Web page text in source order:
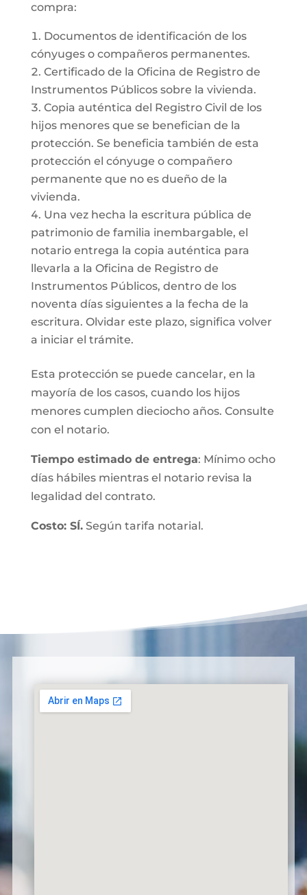
compra:
Documentos de identificación de los
cónyuges o compañeros permanentes.
Certificado de la Oficina de Registro de
Instrumentos Públicos sobre la vivienda.
Copia auténtica del Registro Civil de los
hijos menores que se benefician de la
protección. Se beneficia también de esta
protección el cónyuge o compañero
permanente que no es dueño de la
vivienda.
Una vez hecha la escritura pública de
patrimonio de familia inembargable, el
notario entrega la copia auténtica para
llevarla a la Oficina de Registro de
Instrumentos Públicos, dentro de los
noventa días siguientes a la fecha de la
escritura. Olvidar este plazo, significa volver
a iniciar el trámite.
Esta protección se puede cancelar, en la
mayoría de los casos, cuando los hijos
menores cumplen dieciocho años. Consulte
con el notario.
Tiempo estimado de entrega: Mínimo ocho
días hábiles mientras el notario revisa la
legalidad del contrato.
Costo: SÍ.Según tarifa notarial.